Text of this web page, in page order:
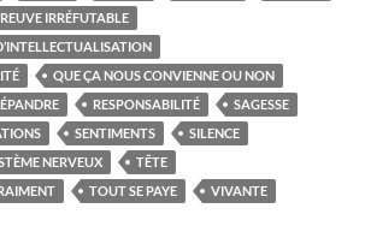
IRRÉFUTABLE
QUE ÇA NOUS CONVIENNE OU NON
RESPONSABILITÉ
SAGESSE
SENTIMENTS
SILENCE
NERVEUX
TÊTE
TOUT SE PAYE VIVANTE